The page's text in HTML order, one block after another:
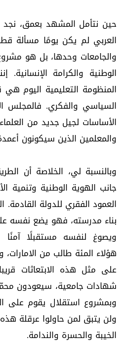
حين نتأمل المشهد بعمق، نجد
العربي لم يكن يومًا مسألة
والجامعات وحدها، بل هو
الوطنية والكرامة الإنسانية.
المنظومة التعليمية اليوم
السياسي والفكري. فالمجلس
الأساسات لجيل جديد من
والمعلمين الذين سيكونون
وبالنسبة لي، الخلاصة أن
جانب الهوية الوطنية وتنمية
العمود الفقري للدولة
بناء مدرسته، فهو يضع نفسه
ويصوغ لنفسه مستقبلًا
هؤلاء المئة طالب من
على مثل هذه الابتعاثات
شهادات جامعية، سيعودون
وبمشروع استقلال يقوم على
ولن يتبق لمن حاولوا عرقلة
الخيبة والحسرة والندامة.